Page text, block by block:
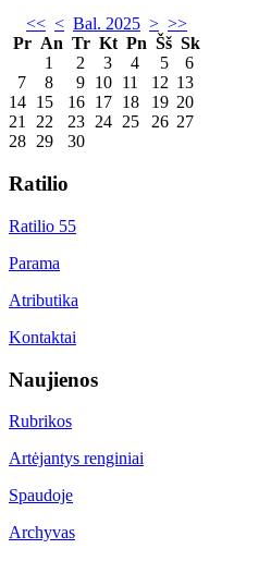
<< < Bal. 2025 > >>
Pr An Tr Kt Pn Šš Sk
1
2 3 4 5
6
7
8 9 10 11 12 13
14 15 16 17 18 19 20
21
22 23 24 25 26 27
28 29 30
Ratilio
Ratilio 55
Parama
Atributika
Kontaktai
Naujienos
Rubrikos
Artėjantys renginiai
Spaudoje
Archyvas